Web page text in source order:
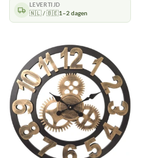
LEVERTIJD
🇳🇱 / 🇧🇪1–2 dagen